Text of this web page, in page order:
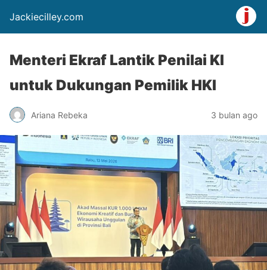
Jackiecilley.com
Menteri Ekraf Lantik Penilai KI
untuk Dukungan Pemilik HKI
Ariana Rebeka 3 bulan ago